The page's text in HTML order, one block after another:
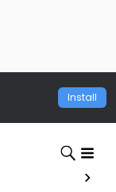
Install